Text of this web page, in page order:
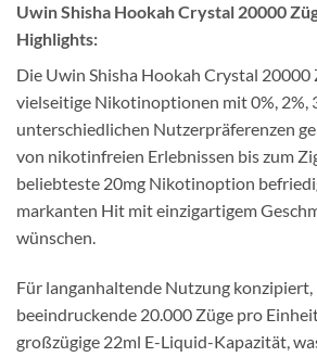
Uwin Shisha Hookah Crystal 20000
Highlights:
Die Uwin Shisha Hookah Crystal 20000
vielseitige Nikotinoptionen mit 0%, 2%,
unterschiedlichen Nutzerpräferenzen
von nikotinfreien Erlebnissen bis zum
beliebteste 20mg Nikotinoption
markanten Hit mit einzigartigem
wünschen.
Für langanhaltende Nutzung
beeindruckende 20.000 Züge pro
großzügige 22ml E-Liquid-Kapazität,